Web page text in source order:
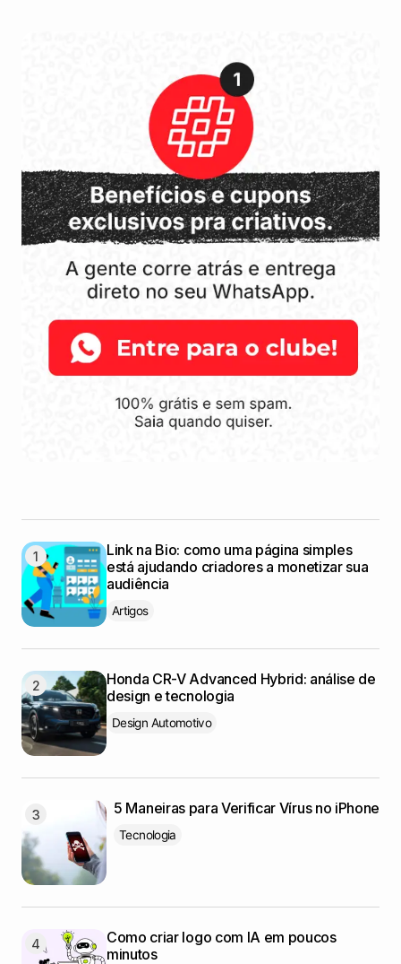
Link na Bio: como uma página simples
está ajudando criadores a monetizar sua
audiência
Artigos
Honda CR-V Advanced Hybrid: análise de
design e tecnologia
Design Automotivo
5 Maneiras para Verificar Vírus no iPhone
Tecnologia
Como criar logo com IA em poucos
minutos